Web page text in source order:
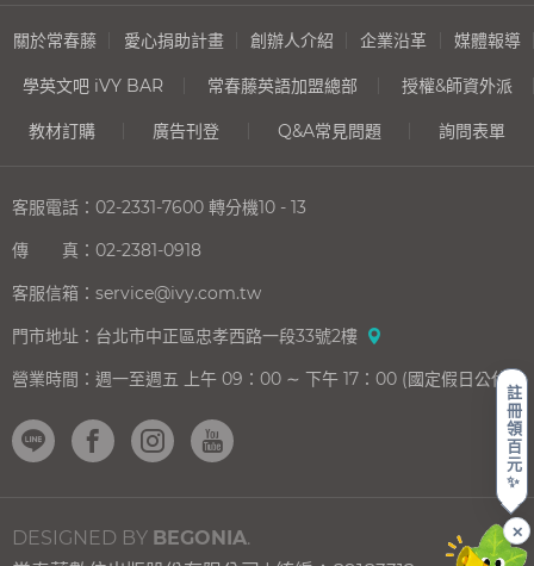
註
冊
領
百
元
✨
✕
關於常春藤 愛心捐助計畫 創辦人介紹 企業沿革 媒體報導
學英文吧 iVY BAR 常春藤英語加盟總部 授權&師資外派
教材訂購 廣告刊登 Q&A常見問題 詢問表單
客服電話： 02-2331-7600 轉分機10 - 13
傳 真： 02-2381-0918
客服信箱： service@ivy.com.tw
門市地址： 台北市中正區忠孝西路一段33號2樓
營業時間： 週一至週五 上午 09：00 ∼ 下午 17：00 (國定假日公休)
DESIGNED BY BEGONIA.